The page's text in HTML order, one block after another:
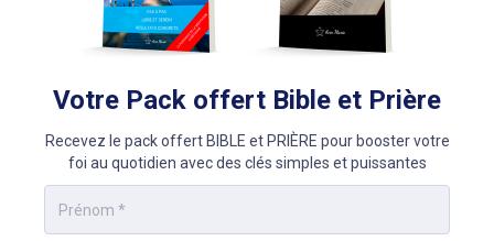
Votre Pack offert Bible et Prière
Recevez le pack offert BIBLE et PRIÈRE pour booster votre
foi au quotidien avec des clés simples et puissantes